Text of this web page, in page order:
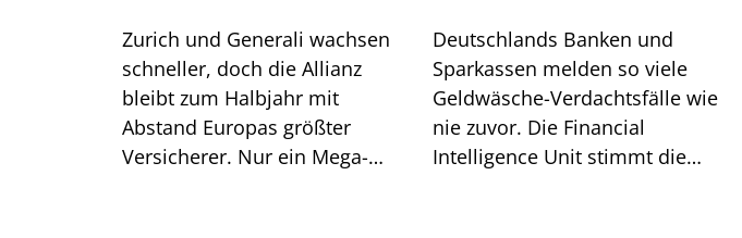
Zurich und Generali wachsen
schneller, doch die Allianz
bleibt zum Halbjahr mit
Abstand Europas größter
Versicherer. Nur ein Mega-
Deutschlands Banken und
Sparkassen melden so viele
Geldwäsche-Verdachtsfälle wie
nie zuvor. Die Financial
Intelligence Unit stimmt die